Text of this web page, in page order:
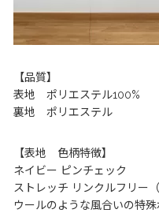
【品質】
表地 ポリエステル100%
裏地 ポリエステル
【表地 色柄特徴】
ネイビー ピンチェック
ストレッチ リンクルフリー（
ウールのような風合いの特